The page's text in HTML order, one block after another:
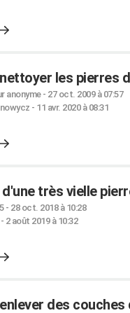
les pierres
anonyme- 27 oct. 2009 à 07:57
- 11 avr. 2020 à 08:31
très vielle
- 28 oct. 2018 à 10:28
2 août 2019 à 10:32
des